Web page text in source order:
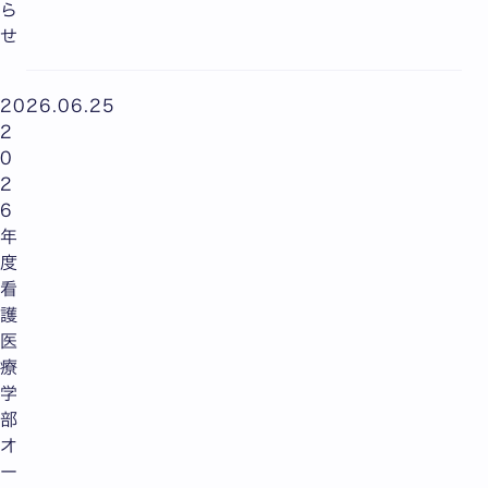
ら
せ
2026.06.25
2
0
2
6
年
度
看
護
医
療
学
部
オ
ー